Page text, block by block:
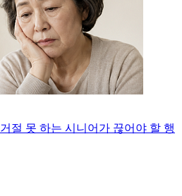
절 못 하는 시니어가 끊어야 할 행